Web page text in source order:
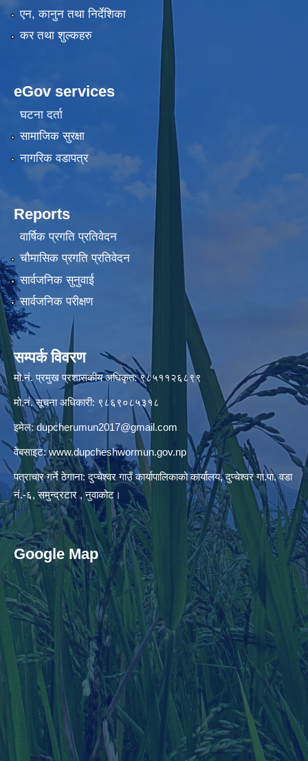
एन, कानुन तथा निर्देशिका
कर तथा शुल्कहरु
eGov services
घटना दर्ता
सामाजिक सुरक्षा
नागरिक वडापत्र
Reports
वार्षिक प्रगति प्रतिवेदन
चौमासिक प्रगति प्रतिवेदन
सार्वजनिक सुनुवाई
सार्वजनिक परीक्षण
सम्पर्क विवरण
मो.नं. प्रमुख प्रशासकीय अधिकृत: ९८५११२६८९९
मो.नं. सूचना अधिकारी: ९८६९०८५३१८
इमेल:dupcherumun2017@gmail.com
वेबसाइट:www.dupcheshwormun.gov.np
पत्राचार गर्ने ठेगाना: दुप्चेश्वर गाउँ कार्यापालिकाको कार्यालय, दुप्चेश्वर गा.पा. वडा
नं.-६, समुन्द्रटार , नुवाकोट।
Google Map